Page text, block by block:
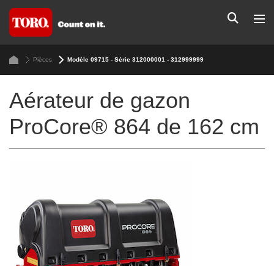
Pièces Modèle 09715 - Série 312000001 - 312999999
Aérateur de gazon
ProCore® 864 de 162 cm